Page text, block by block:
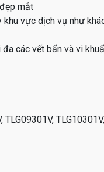
mắt
vực dịch vụ như
các vết bẩn và vi